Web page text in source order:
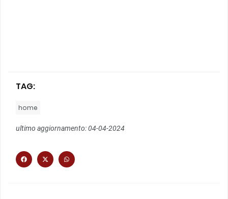
TAG:
home
ultimo aggiornamento: 04-04-2024